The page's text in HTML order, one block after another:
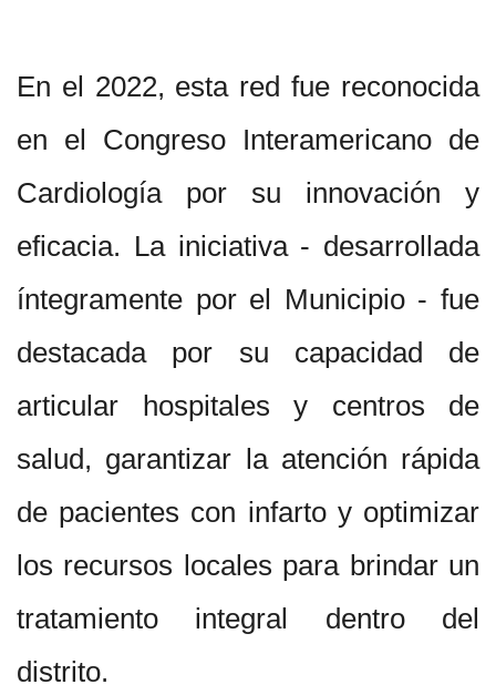
En el 2022, esta red fue reconocida
en el Congreso Interamericano de
Cardiología por su innovación y
eficacia. La iniciativa - desarrollada
íntegramente por el Municipio - fue
destacada por su capacidad de
articular hospitales y centros de
salud, garantizar la atención rápida
de pacientes con infarto y optimizar
los recursos locales para brindar un
tratamiento integral dentro del
distrito.